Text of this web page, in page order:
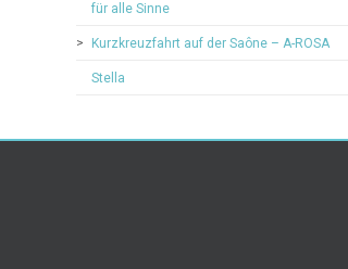
für alle Sinne
Kurzkreuzfahrt auf der Saône – A-ROSA
Stella